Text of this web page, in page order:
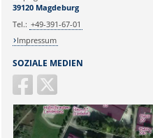
SOZIALE MEDIEN
39120 Magdeburg
Tel.: +49-391-67-01
Impressum